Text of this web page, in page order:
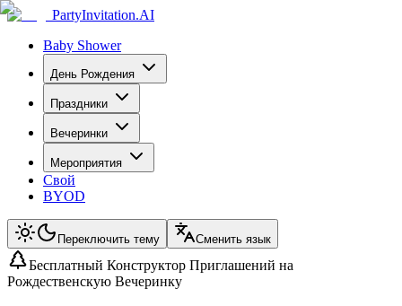
PartyInvitation.AI
Baby Shower
День Рождения
Праздники
Вечеринки
Мероприятия
Свой
BYOD
Переключить тему Сменить язык
Бесплатный Конструктор Приглашений на
Рождественскую Вечеринку